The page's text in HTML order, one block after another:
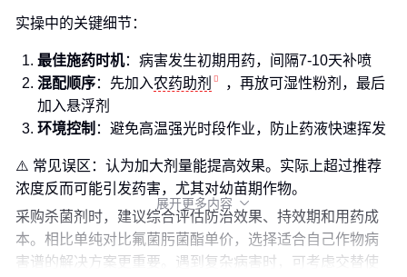
实操中的关键细节：
最佳施药时机：病害发生初期用药，间隔7-10天补喷
混配顺序：先加入农药助剂
，再放可湿性粉剂，最后
加入悬浮剂
环境控制 ：避免高温强光时段作业，防止药液快速挥发
⚠️ 常见误区：认为加大剂量能提高效果。实际上超过推荐
浓度反而可能引发药害，尤其对幼苗期作物。
采购杀菌剂时，建议综合评估防治效果、持效期和用药成
本。相比单纯对比氟菌肟菌酯单价，选择适合自己作物病
害谱的解决方案更重要。遇到复杂病害时，可考虑交替使
展开更多内容 